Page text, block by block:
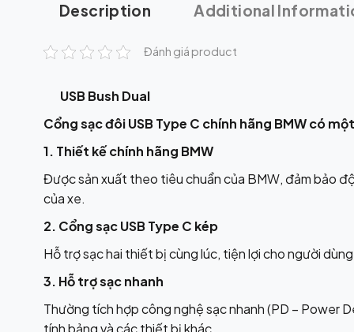
Description Additional
Đánh giá product
USB Bush Dual
Cổng sạc đôi USB Type C chính hãng BMW có
1. Thiết kế chính hãng BMW
Được sản xuất theo tiêu chuẩn của BMW, đảm bảo
của xe.
2. Cổng sạc USB Type C kép
Hỗ trợ sạc hai thiết bị cùng lúc, tiện lợi cho người
3. Hỗ trợ sạc nhanh
Thường tích hợp công nghệ sạc nhanh (PD – Power
tính bảng và các thiết bị khác.